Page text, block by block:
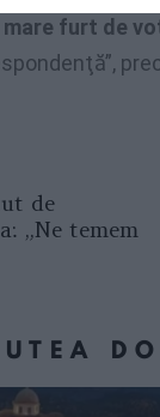
mare furt de
de
„Ne temem